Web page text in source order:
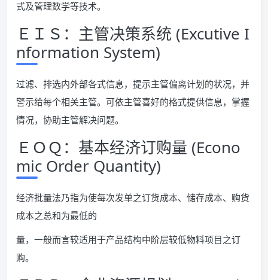
式及管理数学等技术。
ＥＩＳ：主管决策系统 (Excutive I
nformation System)
过滤、排选内外部各式信息，提示主管偏离计划的状况，并
警示给每个相关主管。可依主管喜好的格式提供信息，掌握
情况，协助主管解决问题。
ＥＯＱ：基本经济订购量 (Econo
mic Order Quantity)
经济批量法乃指为使每次发单之订货成本、储存成本、购货
成本之总和为最低的
量，一般而言较适用于产品结构中阶层较低物料项目之订
购。